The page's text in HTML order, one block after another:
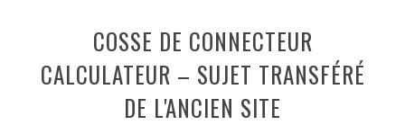
COSSE DE CONNECTEUR
CALCULATEUR – SUJET TRANSFÉRÉ
DE L'ANCIEN SITE